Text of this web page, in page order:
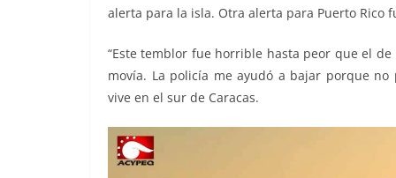
alerta para la isla. Otra alerta para Puerto Rico
“Este temblor fue horrible hasta peor que el
movía. La policía me ayudó a bajar porque
vive en el sur de Caracas.